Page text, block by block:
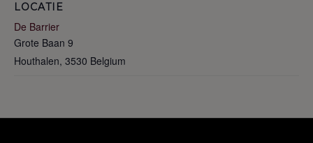
LOCATIE
De Barrier
Grote Baan 9
Houthalen, 3530 Belgium